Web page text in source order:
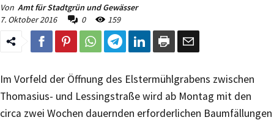
Von Amt für Stadtgrün und Gewässer
7. Oktober 2016
0 159
Im Vorfeld der Öffnung des Elstermühlgrabens zwischen
Thomasius- und Lessingstraße wird ab Montag mit den
circa zwei Wochen dauernden erforderlichen Baumfällungen